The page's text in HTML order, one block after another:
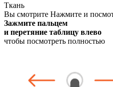
Ткань
Вы смотрите Нажмите и
Зажмите пальцем
и перетяние таблицу влево
чтобы посмотреть полностью